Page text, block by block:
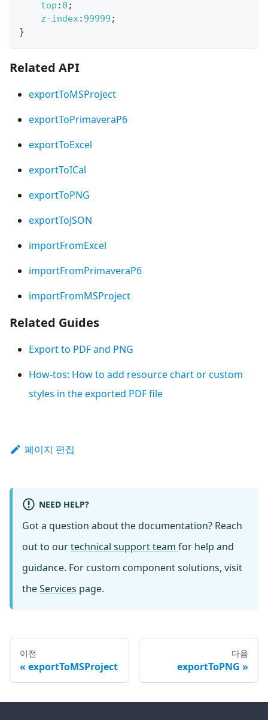
top : 0 ;
z-index: 99999 ;
}
Related API
exportToMSProject
exportToPrimaveraP6
exportToExcel
exportToICal
exportToPNG
exportToJSON
importFromExcel
importFromPrimaveraP6
importFromMSProject
Related Guides
Export to PDF and PNG
How-tos: How to add resource chart or custom
styles in the exported PDF file
페이지 편집
NEED HELP?
Got a question about the documentation? Reach
out to ourtechnical support team for help and
guidance. For custom component solutions, visit
theServices page.
이전
exportToMSProject
다음
exportToPNG